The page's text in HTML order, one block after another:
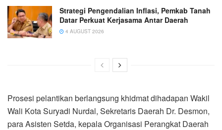
Strategi Pengendalian Inflasi, Pemkab Tanah
Datar Perkuat Kerjasama Antar Daerah
4 AUGUST 2026
Prosesi pelantikan berlangsung khidmat dihadapan Wakil
Wali Kota Suryadi Nurdal, Sekretaris Daerah Dr. Desmon,
para Asisten Setda, kepala Organisasi Perangkat Daerah